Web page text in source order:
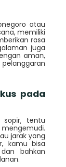
atau
memiliki
rasa
juga
aman,
pada
tentu
jarak yang
kamu bisa
bahkan